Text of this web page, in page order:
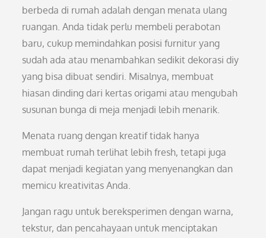
berbeda di rumah adalah dengan menata ulang
ruangan. Anda tidak perlu membeli perabotan
baru, cukup memindahkan posisi furnitur yang
sudah ada atau menambahkan sedikit dekorasi diy
yang bisa dibuat sendiri. Misalnya, membuat
hiasan dinding dari kertas origami atau mengubah
susunan bunga di meja menjadi lebih menarik.
Menata ruang dengan kreatif tidak hanya
membuat rumah terlihat lebih fresh, tetapi juga
dapat menjadi kegiatan yang menyenangkan dan
memicu kreativitas Anda.
Jangan ragu untuk bereksperimen dengan warna,
tekstur, dan pencahayaan untuk menciptakan